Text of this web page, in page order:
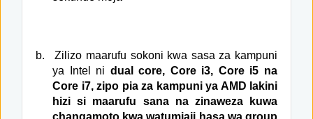
b.
Zilizo maarufu sokoni kwa sasa za kampuni
ya Intel ni dual core, Core i3, Core i5 na
Core i7, zipo pia za kampuni ya AMD lakini
hizi si maarufu sana na zinaweza kuwa
changamoto kwa watumiaji hasa wa group